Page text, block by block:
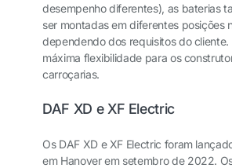
desempenho diferentes), as baterias
ser montadas em diferentes posições
dependendo dos requisitos do
máxima flexibilidade para os
carroçarias.
DAF XD e XF Electric
Os DAF XD e XF Electric foram
em Hanover em setembro de 2022.